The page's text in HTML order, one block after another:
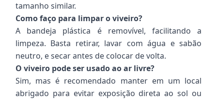
tamanho similar.
Como faço para limpar o viveiro?
A bandeja plástica é removível, facilitando a
limpeza. Basta retirar, lavar com água e sabão
neutro, e secar antes de colocar de volta.
O viveiro pode ser usado ao ar livre?
Sim, mas é recomendado manter em um local
abrigado para evitar exposição direta ao sol ou